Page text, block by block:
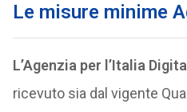
Le misure minime
L’Agenzia per l’Italia
ricevuto sia dal vigente